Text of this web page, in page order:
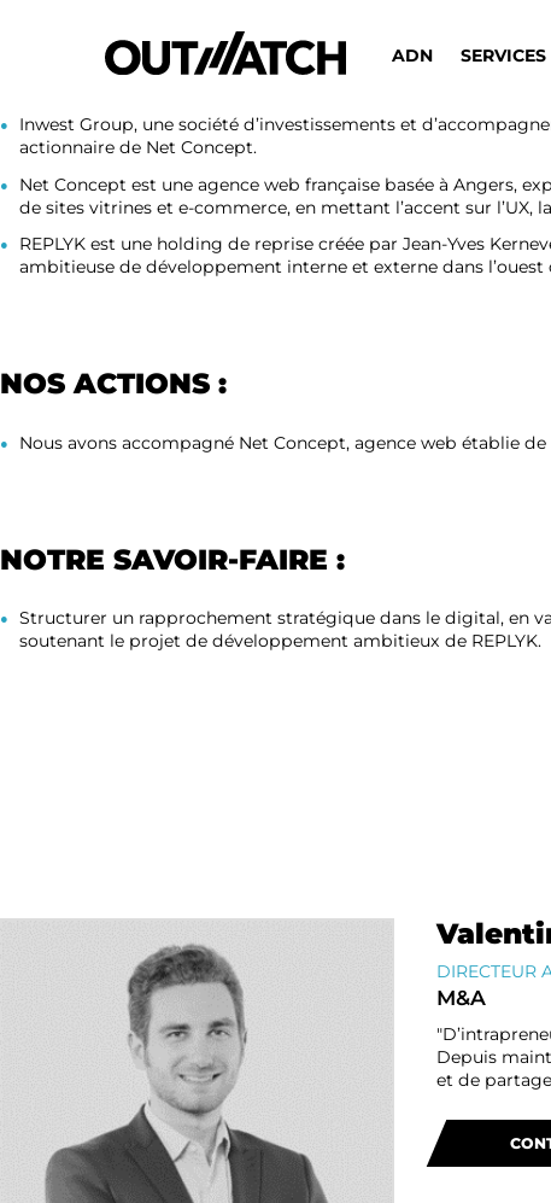
ADN SERVICES
PARTIES PRENANTES :
Inwest Group, une société d’investissements et
actionnaire de Net Concept.
Net Concept est une agence web française basée à Angers,
de sites vitrines et e-commerce, en mettant l’accent sur l’UX,
REPLYK est une holding de reprise créée par Jean-Yves
ambitieuse de développement interne et externe dans l’ouest
NOS ACTIONS :
Nous avons accompagné Net Concept, agence web établie de
NOTRE SAVOIR-FAIRE :
Structurer un rapprochement stratégique dans le digital, en
soutenant le projet de développement ambitieux de REPLYK.
DIRECTEUR
M&A
Depuis
et de